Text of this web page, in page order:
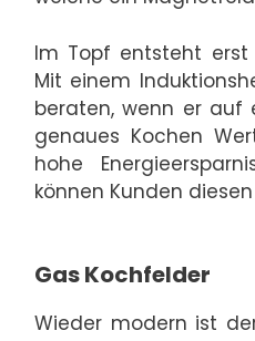
Im Topf entsteht
Mit einem
beraten, wenn er auf
genaues Kochen
hohe
können Kunden
Gas Kochfelder
Wieder modern ist